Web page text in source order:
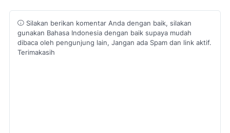
Silakan berikan komentar Anda dengan baik, silakan
gunakan Bahasa Indonesia dengan baik supaya mudah
dibaca oleh pengunjung lain, Jangan ada Spam dan link aktif.
Terimakasih